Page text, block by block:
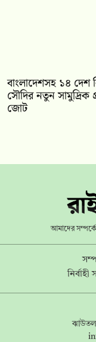
বাংলাদেশসহ ১৪ দেশ
সৌদির নতুন সামুদ্রিক
জোট
আমাদের সম্পর্কে